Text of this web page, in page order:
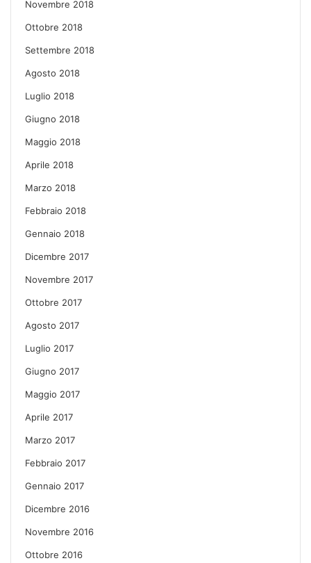
Novembre 2018
Ottobre 2018
Settembre 2018
Agosto 2018
Luglio 2018
Giugno 2018
Maggio 2018
Aprile 2018
Marzo 2018
Febbraio 2018
Gennaio 2018
Dicembre 2017
Novembre 2017
Ottobre 2017
Agosto 2017
Luglio 2017
Giugno 2017
Maggio 2017
Aprile 2017
Marzo 2017
Febbraio 2017
Gennaio 2017
Dicembre 2016
Novembre 2016
Ottobre 2016